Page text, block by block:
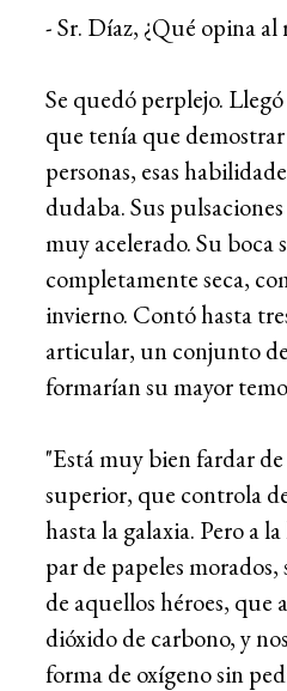
- Sr. Díaz, ¿Qué opina al
Se quedó perplejo.
que tenía que
personas, esas
dudaba. Sus
muy acelerado. Su boca
completamente seca,
invierno. Contó hasta
articular, un conjunto
formarían su mayor
"Está muy bien fardar
superior, que controla
hasta la galaxia. Pero a
par de papeles
de aquellos héroes, que
dióxido de carbono, y
forma de oxígeno sin